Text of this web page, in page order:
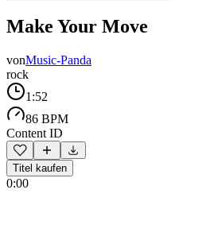
Make Your Move
vonMusic-Panda
rock
1:52
86 BPM
Content ID
Titel kaufen
0:00